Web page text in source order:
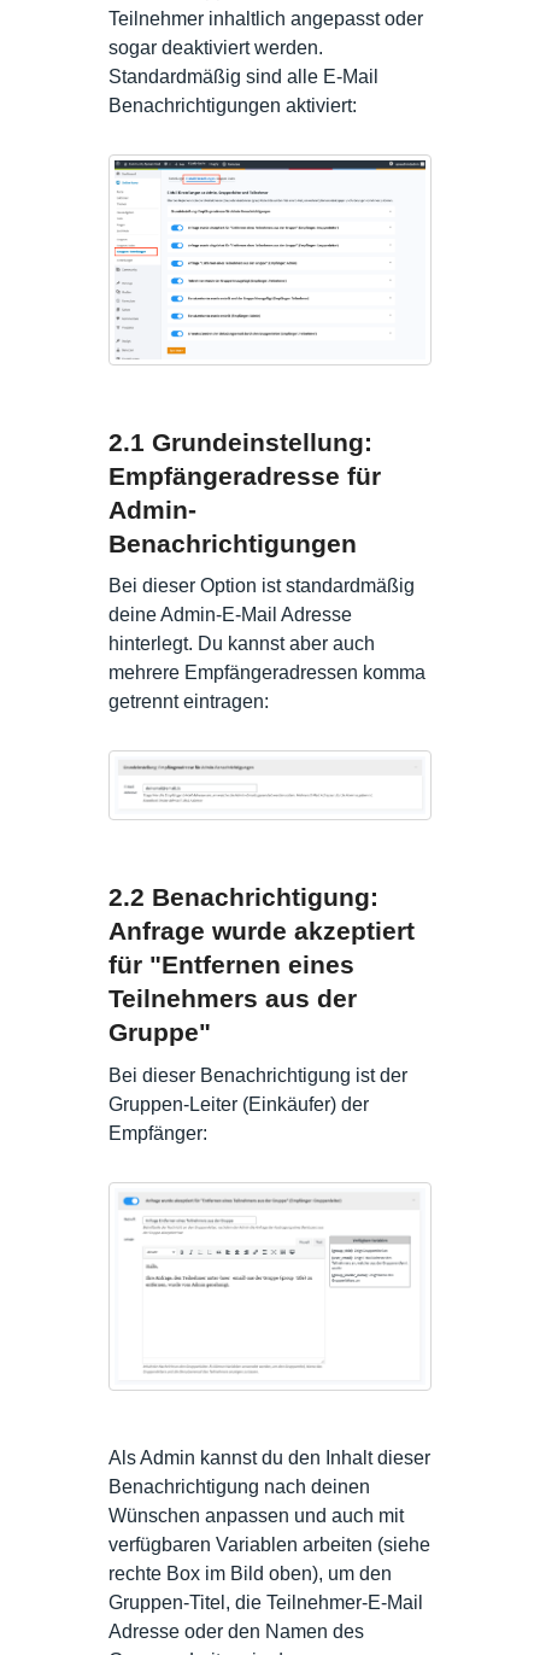
Teilnehmer inhaltlich angepasst oder
sogar deaktiviert werden.
Standardmäßig sind alle E-Mail
Benachrichtigungen aktiviert:
2.1 Grundeinstellung:
Empfängeradresse für
Admin-
Benachrichtigungen
Bei dieser Option ist standardmäßig
deine Admin-E-Mail Adresse
hinterlegt. Du kannst aber auch
mehrere Empfängeradressen komma
getrennt eintragen:
2.2 Benachrichtigung:
Anfrage wurde akzeptiert
für "Entfernen eines
Teilnehmers aus der
Gruppe"
Bei dieser Benachrichtigung ist der
Gruppen-Leiter (Einkäufer) der
Empfänger:
Als Admin kannst du den Inhalt dieser
Benachrichtigung nach deinen
Wünschen anpassen und auch mit
verfügbaren Variablen arbeiten (siehe
rechte Box im Bild oben), um den
Gruppen-Titel, die Teilnehmer-E-Mail
Adresse oder den Namen des